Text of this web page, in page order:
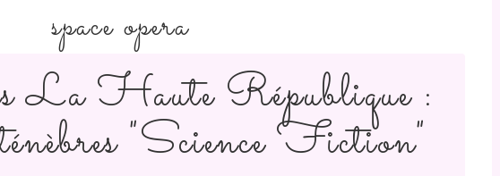
space opera
Haute République :
"Science Fiction"